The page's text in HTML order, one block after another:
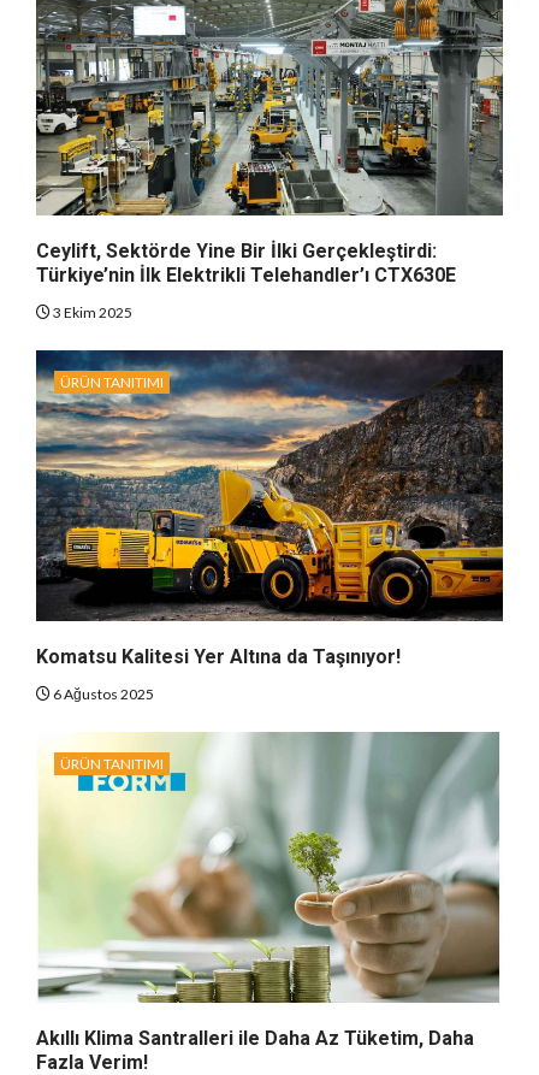
Ceylift, Sektörde Yine Bir İlki Gerçekleştirdi:
Türkiye’nin İlk Elektrikli Telehandler’ı CTX630E
3 Ekim 2025
ÜRÜN TANITIMI
Komatsu Kalitesi Yer Altına da Taşınıyor!
6 Ağustos 2025
ÜRÜN TANITIMI
Akıllı Klima Santralleri ile Daha Az Tüketim, Daha
Fazla Verim!